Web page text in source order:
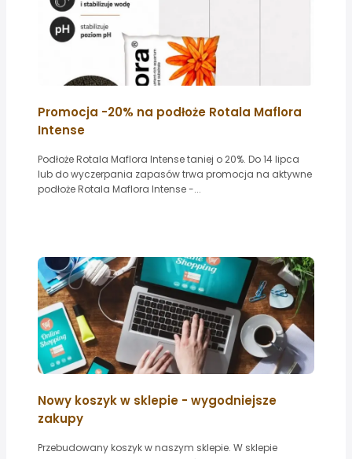
Promocja -20% na podłoże Rotala Maflora
Intense
Podłoże Rotala Maflora Intense taniej o 20%. Do 14 lipca
lub do wyczerpania zapasów trwa promocja na aktywne
podłoże Rotala Maflora Intense -...
Nowy koszyk w sklepie - wygodniejsze
zakupy
Przebudowany koszyk w naszym sklepie. W sklepie